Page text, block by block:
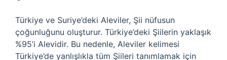
Türkiye ve Suriye’deki Aleviler, Şii nüfusun
çoğunluğunu oluşturur. Türkiye’deki Şiilerin yaklaşık
%95’i Alevidir. Bu nedenle, Aleviler kelimesi
Türkiye’de yanlışlıkla tüm Şiileri tanımlamak için